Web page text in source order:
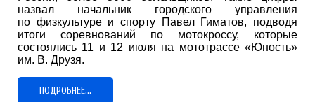
назвал начальник городского управления
по физкультуре и спорту Павел Гиматов, подводя
итоги соревнований по мотокроссу, которые
состоялись 11 и 12 июля на мототрассе «Юность»
им. В. Друзя.
ПОДРОБНЕЕ...